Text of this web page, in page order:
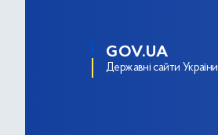
GOV.UA
Державні сайти України